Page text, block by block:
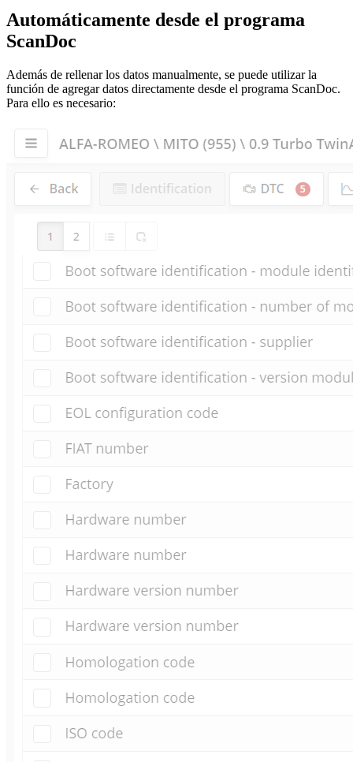
Automáticamente desde el programa
ScanDoc
Además de rellenar los datos manualmente, se puede utilizar la
función de agregar datos directamente desde el programa ScanDoc.
Para ello es necesario: